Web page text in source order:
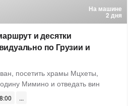
На машине
2 дня
и десятки
по Грузии и
посетить храмы Мцхеты,
Мимино и отведать вин